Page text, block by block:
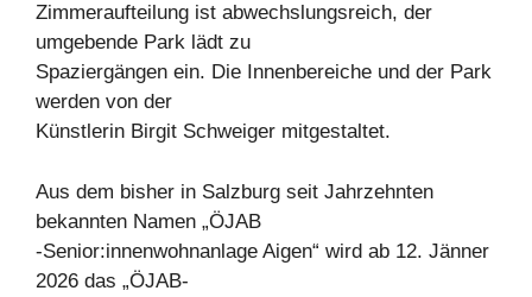
Zimmeraufteilung ist abwechslungsreich, der
umgebende Park lädt zu
Spaziergängen ein. Die Innenbereiche und der Park
werden von der
Künstlerin Birgit Schweiger mitgestaltet.
Aus dem bisher in Salzburg seit Jahrzehnten
bekannten Namen „ÖJAB
-Senior:innenwohnanlage Aigen“ wird ab 12. Jänner
2026 das „ÖJAB-